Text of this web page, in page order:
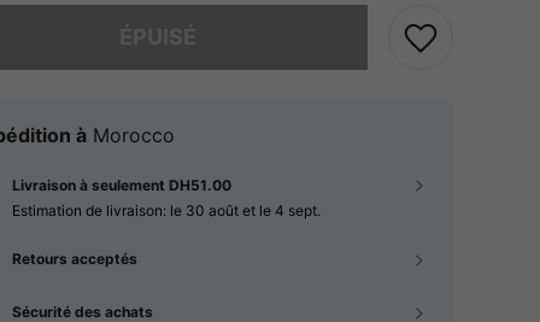
ce produit est épuisé.
à Morocco
Livraison à seulement DH51.00
Estimation de livraison: le 30 août et le 4 sept.
Retours acceptés
Sécurité des achats